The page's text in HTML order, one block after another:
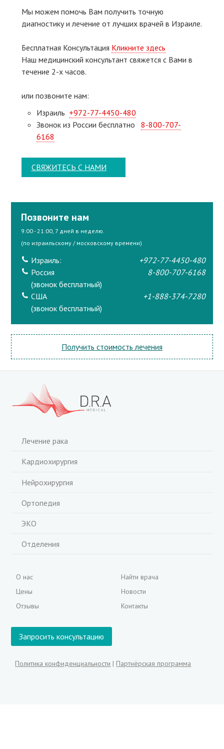
Мы можем помочь Вам получить точную
диагностику и лечение от лучших врачей в Израиле.
Бесплатная Консультация Кликните здесь
Наш медицинский консультант свяжeтся с Вами в
течение 2-х часов.
или позвоните нам:
Израиль +972-77-4450-480
Звонок из России бесплатно 8-800-707-
6168
СВЯЖИТЕСЬ С НАМИ
Позвоните нам
9:00 - 21:00, 7 дней в неделю.
(по израильскому / московскому времени)
Израиль:
+972-77-4450-480
Россия
(звонок бесплатный)
8-800-707-6168
США
(звонок бесплатный)
+1-888-374-7280
Получить стоимость лечения
Лечение рака
Кардиохирургия
Нейрохирургия
Ортопедия
ЭКО
Отделения
О нас
Цены
Отзывы
Найти врача
Новости
Контакты
Запросить консультацию
Политика конфиденциальности | Партнёрская программа